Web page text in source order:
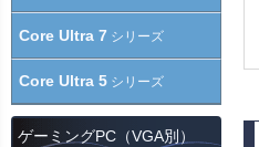
Core Ultra 7 シリーズ
Core Ultra 5 シリーズ
ゲーミングPC（VGA別）